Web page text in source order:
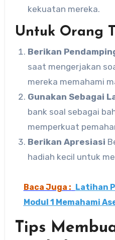
kekuatan mereka.
Untuk Orang
Berikan
saat mengerjakan
mereka memahami
Gunakan Sebagai
bank soal sebagai
memperkuat
Berikan Apresiasi
hadiah kecil untuk
Baca Juga :
Latihan
Modul 1 Memahami
Tips